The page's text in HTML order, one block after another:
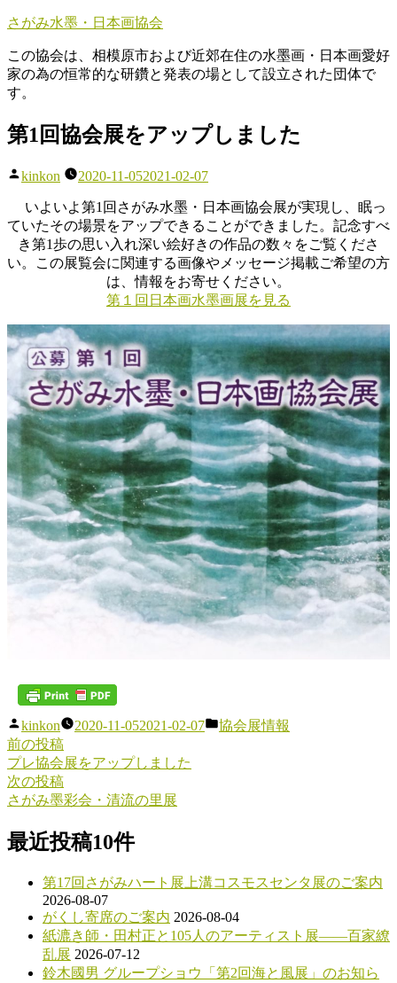
コ
テ
ン
ツ
ス
ッ
さがみ水墨・日本画協会
この協会は、相模原市および近郊在住の水墨画・日本画愛好
家の為の恒常的な研鑽と発表の場として設立された団体で
す。
第1回協会展をアップしました
投
者:
kinkon 2020-11-052021-02-07
いよいよ第1回さがみ水墨・日本画協会展が実現し、眠っ
ていたその場景をアップできることができました。記念すべ
き第1歩の思い入れ深い絵好きの作品の数々をご覧くださ
い。この展覧会に関連する画像やメッセージ掲載ご希望の方
は、情報をお寄せください。
第１回日本画水墨画展を見る
投
稿
者:
kinkon 2020-11-052021-02-07
カ
協会展情報
投
稿
ナ
ビ
前の投稿前
の
投
稿:
プレ協会展をアップしました
次の投稿次
の
稿:
さがみ墨彩会・清流の里展
最近投稿10件
第17回さがみハート展上溝コスモスセンタ展のご案内
2026-08-07
がくし寄席のご案内 2026-08-04
紙漉き師・田村正と105人のアーティスト展――百家繚
乱展 2026-07-12
鈴木國男 グループショウ「第2回海と風展」のお知ら